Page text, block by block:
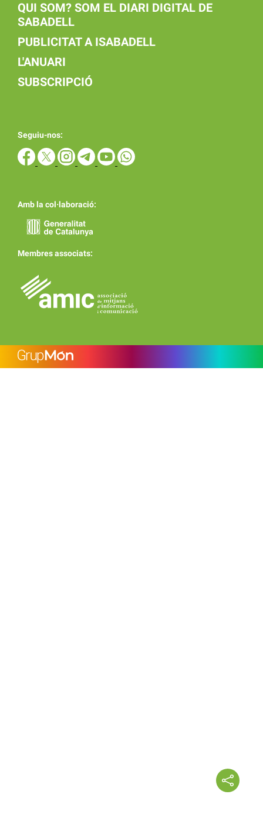
QUI SOM? SOM EL DIARI DIGITAL DE
SABADELL
PUBLICITAT A ISABADELL
L'ANUARI
SUBSCRIPCIÓ
Seguiu-nos:
Amb la col·laboració:
Membres associats: